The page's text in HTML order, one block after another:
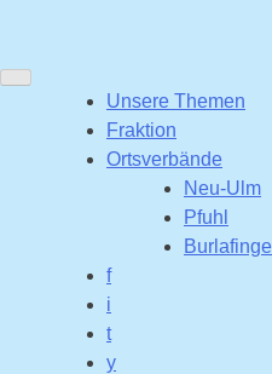
Unsere Themen
Fraktion
Ortsverbände
Neu-Ulm
Pfuhl
f
i
t
y